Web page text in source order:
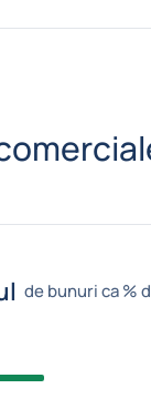
de bunuri ca %